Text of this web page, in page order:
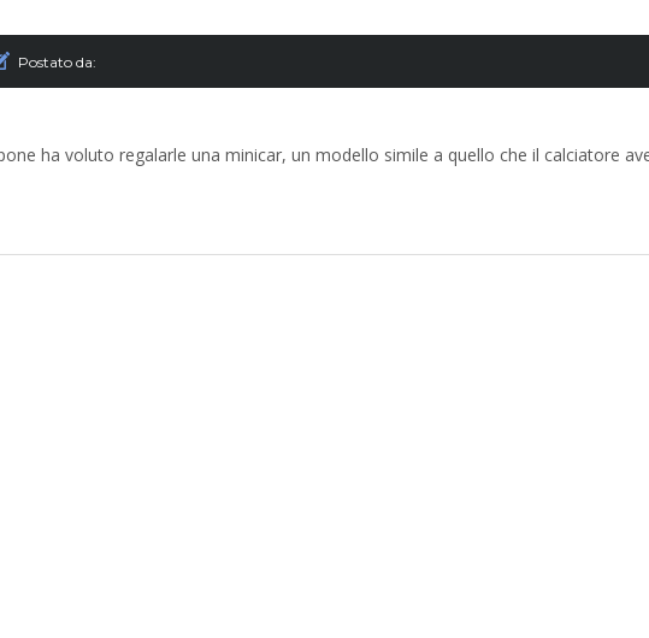
Postato da:
ha voluto regalarle una minicar, un modello simile a quello che il calciatore